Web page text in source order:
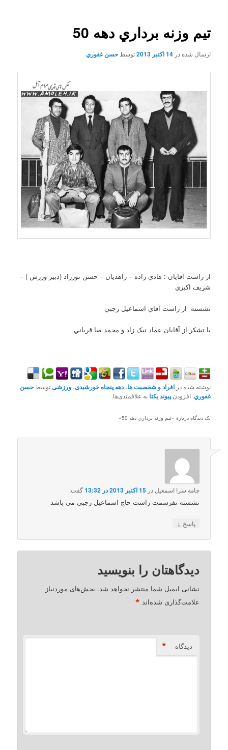
تيم وزنه برداري دهه 50
ارسال شده در14 اکتبر 2013 توسطحسن غفوري
از راست آقايان : هادي زاده – زاهديان – حسن نورزاد (دبير ورزش ) –
شريف اکبري
نشسته از راست آقاي اسماعيل رجبي
با تشکر از آقايان عماد نيک زاد و محمد ضا قرباني
نوشته شده درافراد و شخصیت ها،دهه پنجاه خورشیدی،ورزشیتوسطحسن
غفوري. افزودنپیوند یکتا به علاقمندی‌ها.
یک دیدگاه دربارهٔ «تيم وزنه برداري دهه 50 »
چامه سرا اسمعیل در15 اکتبر 2013 در 13:32 گفت:
نشسته نفرسمت راست حاج اسماعیل رجبی می باشد
پاسخ ↓
دیدگاهتان را بنویسید
نشانی ایمیل شما منتشر نخواهد شد. بخش‌های موردنیاز
علامت‌گذاری شده‌اند *
دیدگاه *